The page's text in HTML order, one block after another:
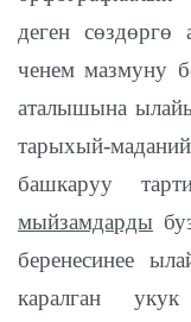
деген
ченем мазмуну
аталышына
тарыхый-
башкаруу
мыйзамдарды
беренесинее
каралган